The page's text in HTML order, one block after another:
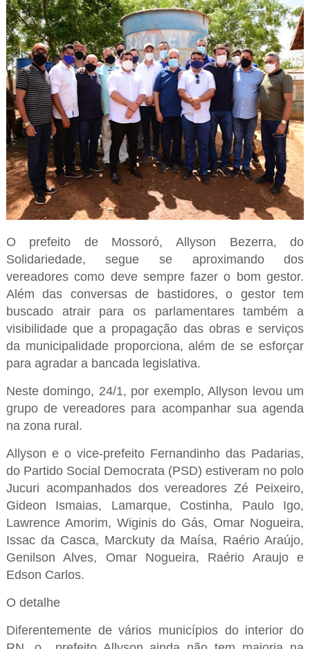
O prefeito de Mossoró, Allyson Bezerra, do
Solidariedade, segue se aproximando dos
vereadores como deve sempre fazer o bom gestor.
Além das conversas de bastidores, o gestor tem
buscado atrair para os parlamentares também a
visibilidade que a propagação das obras e serviços
da municipalidade proporciona, além de se esforçar
para agradar a bancada legislativa.
Neste domingo, 24/1, por exemplo, Allyson levou um
grupo de vereadores para acompanhar sua agenda
na zona rural.
Allyson e o vice-prefeito Fernandinho das Padarias,
do Partido Social Democrata (PSD) estiveram no polo
Jucuri acompanhados dos vereadores Zé Peixeiro,
Gideon Ismaias, Lamarque, Costinha, Paulo Igo,
Lawrence Amorim, Wiginis do Gás, Omar Nogueira,
Issac da Casca, Marckuty da Maísa, Raério Araújo,
Genilson Alves, Omar Nogueira, Raério Araujo e
Edson Carlos.
O detalhe
Diferentemente de vários municípios do interior do